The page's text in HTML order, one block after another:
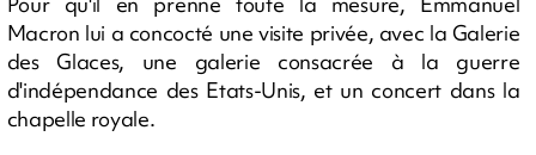
Macron lui a concocté une visite privée, avec la Galerie
des Glaces, une galerie consacrée à la guerre
d'indépendance des Etats-Unis, et un concert dans la
chapelle royale.